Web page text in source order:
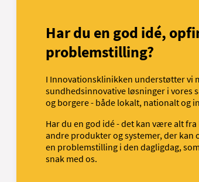
Har du en god idé,
problemstilling?
I Innovationsklinikken understøtter vi
sundhedsinnovative løsninger i vores
og borgere - både lokalt, nationalt og
Har du en god idé - det kan være alt
andre produkter og systemer, der
en problemstilling i den dagligdag,
snak med os.